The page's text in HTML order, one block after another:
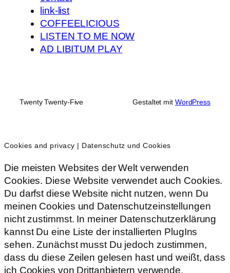
link-list
COFFEELICIOUS
LISTEN TO ME NOW
AD LIBITUM PLAY
Twenty Twenty-Five Gestaltet mit WordPress
Cookies and privacy | Datenschutz und Cookies
Die meisten Websites der Welt verwenden
Cookies. Diese Website verwendet auch Cookies.
Du darfst diese Website nicht nutzen, wenn Du
meinen Cookies und Datenschutzeinstellungen
nicht zustimmst. In meiner Datenschutzerklärung
kannst Du eine Liste der installierten PlugIns
sehen. Zunächst musst Du jedoch zustimmen,
dass du diese Zeilen gelesen hast und weißt, dass
ich Cookies von Drittanbietern verwende.